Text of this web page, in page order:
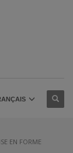
EN FORME